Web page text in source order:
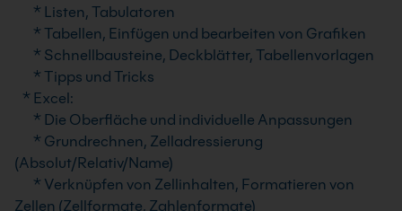
* Listen, Tabulatoren
* Tabellen, Einfügen und bearbeiten von Grafiken
* Schnellbausteine, Deckblätter, Tabellenvorlagen
* Tipps und Tricks
* Excel:
* Die Oberfläche und individuelle Anpassungen
* Grundrechnen, Zelladressierung
(Absolut/Relativ/Name)
* Verknüpfen von Zellinhalten, Formatieren von
Zellen (Zellformate, Zahlenformate)